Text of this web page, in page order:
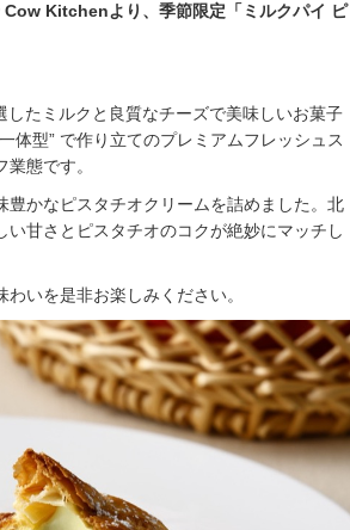
Kitchenより、季節限定「ミルクパイ ピ
したミルクと良質なチーズで美味しいお菓子
体型” で作り立てのプレミアムフレッシュス
態です。
かなピスタチオクリームを詰めました。北
甘さとピスタチオのコクが絶妙にマッチし
いを是非お楽しみください。